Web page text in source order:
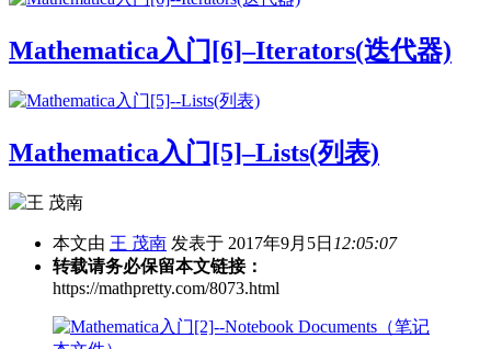
Mathematica入门[6]–Iterators(迭代器)
Mathematica入门[5]–Lists(列表)
本文由 王 茂南 发表于 2017年9月5日 12:05:07
转载请务必保留本文链接：
https://mathpretty.com/8073.html